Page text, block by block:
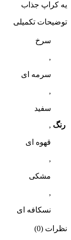
یه کراپ جذاب
توضیحات تکمیلی
رنگ
سرخ
,
سرمه ای
,
سفید
,
قهوه ای
,
مشکی
,
نسکافه ای
نظرات (0)